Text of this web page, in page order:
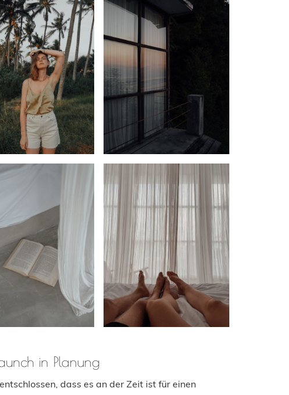
in Planung
dass es an der Zeit ist für einen